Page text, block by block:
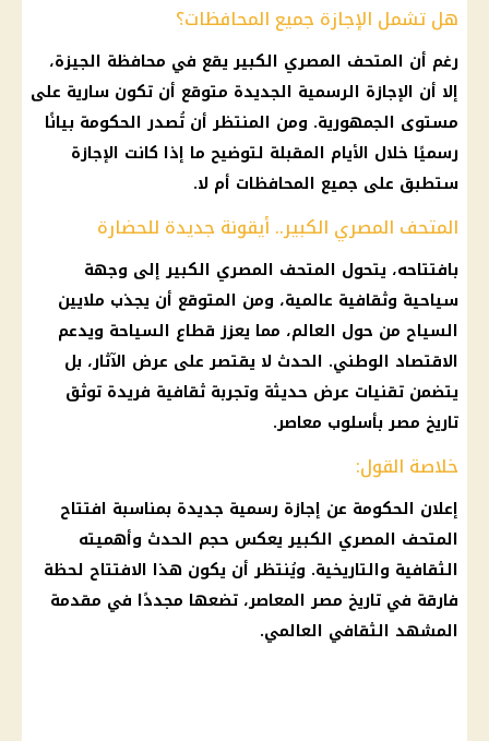
هل تشمل الإجازة جميع المحافظات؟
رغم أن المتحف المصري الكبيريقع في محافظة الجيزة،
إلا أن الإجازة الرسمية الجديدة متوقع أن تكون سارية على
مستوى الجمهورية. ومن المنتظر أن تُصدرالحكومة بيانًا
رسميًا خلال الأيام المقبلة لتوضيح ما إذا كانت الإجازة
ستطبق على جميع المحافظات أم لا.
المتحف المصري الكبير.. أيقونة جديدة للحضارة
بافتتاحه، يتحول المتحف المصري الكبيرإلى وجهة
سياحية وثقافية عالمية، ومن المتوقع أن يجذب ملايين
السياح من حول العالم، مما يعزز قطاع السياحة ويدعم
الاقتصاد الوطني. الحدث لا يقتصر على عرض الآثار، بل
يتضمن تقنيات عرض حديثة وتجربة ثقافية فريدة توثق
تاريخ مصر بأسلوب معاصر.
خلاصة القول:
إعلان الحكومة عن إجازة رسمية جديدة بمناسبة افتتاح
المتحف المصري الكبيريعكس حجم الحدث وأهميته
الثقافية والتاريخية. ويُنتظر أن يكون هذا الافتتاح لحظة
فارقة في تاريخ مصر المعاصر، تضعها مجددًا في مقدمة
المشهد الثقافي العالمي.